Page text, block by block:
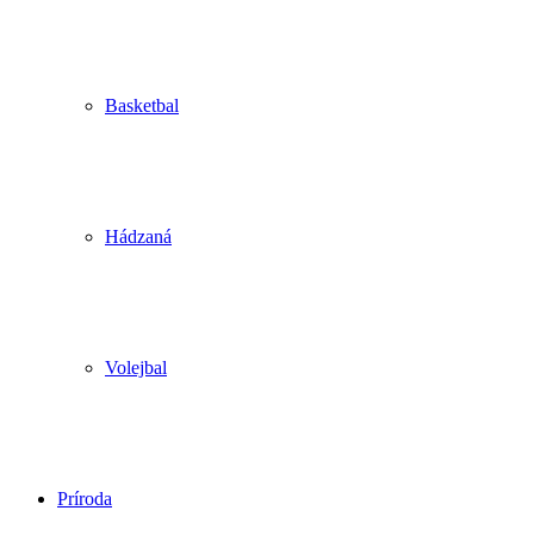
Basketbal
Hádzaná
Volejbal
Príroda